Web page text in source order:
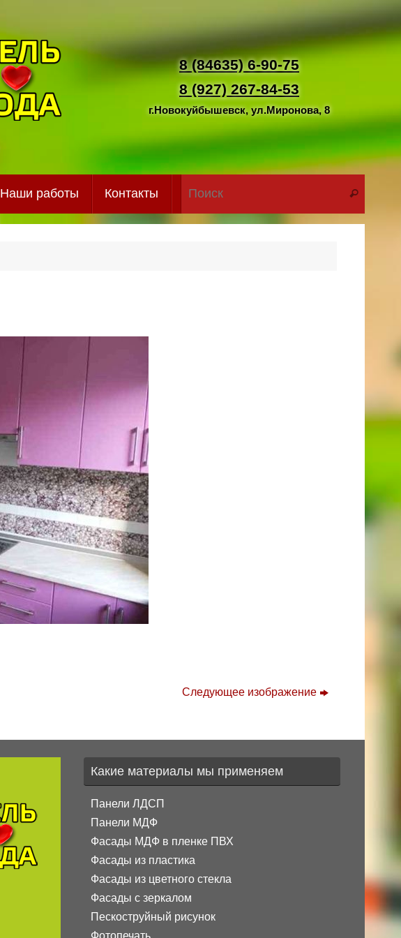
8 (84635) 6-90-75
8 (927) 267-84-53
г.Новокуйбышевск, ул.Миронова, 8
Наши работы Контакты Поиск
Следующее изображение
Какие материалы мы применяем
Панели ЛДСП
Панели МДФ
Фасады МДФ в пленке ПВХ
Фасады из пластика
Фасады из цветного стекла
Фасады с зеркалом
Пескоструйный рисунок